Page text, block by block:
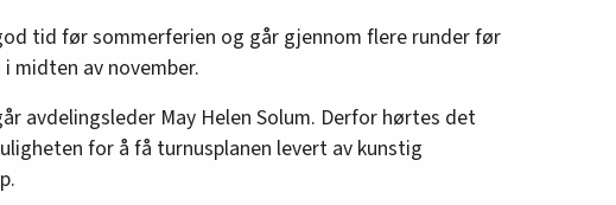
tid før sommerferien og går gjennom flere runder før
midten av november.
avdelingsleder May Helen Solum. Derfor hørtes det
for å få turnusplanen levert av kunstig